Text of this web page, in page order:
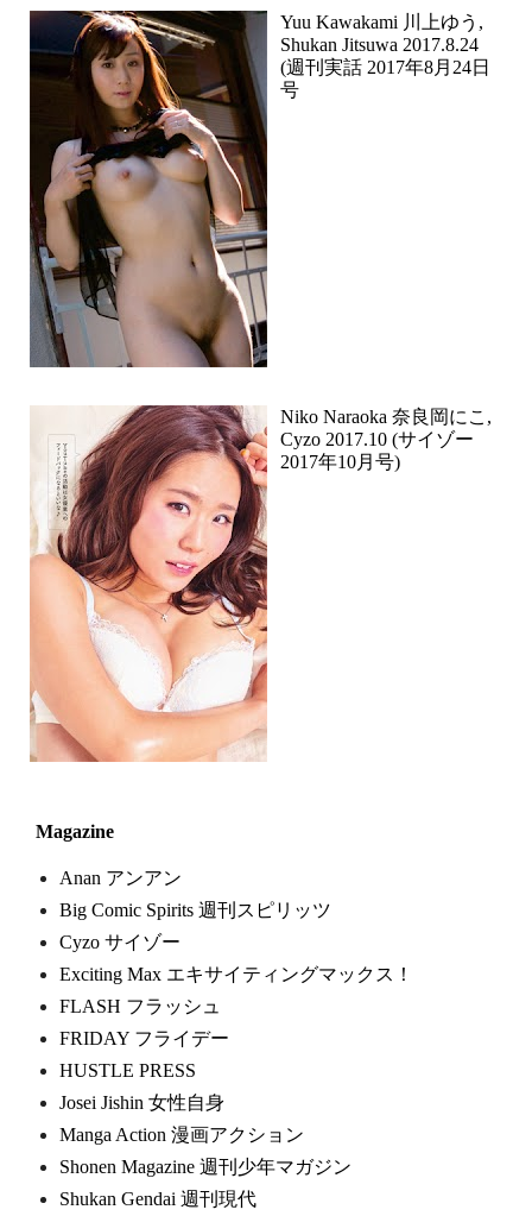
Yuu Kawakami 川上ゆう,
Shukan Jitsuwa 2017.8.24
(週刊実話 2017年8月24日
号
Niko Naraoka 奈良岡にこ,
Cyzo 2017.10 (サイゾー
2017年10月号)
Magazine
Anan アンアン
Big Comic Spirits 週刊スピリッツ
Cyzo サイゾー
Exciting Max エキサイティングマックス！
FLASH フラッシュ
FRIDAY フライデー
HUSTLE PRESS
Josei Jishin 女性自身
Manga Action 漫画アクション
Shonen Magazine 週刊少年マガジン
Shukan Gendai 週刊現代